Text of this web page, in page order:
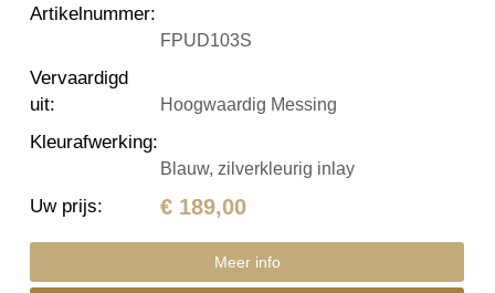
Artikelnummer:
FPUD103S
Vervaardigd
uit: Hoogwaardig Messing
Kleurafwerking:
Blauw, zilverkleurig inlay
Uw prijs: € 189,00
Meer info